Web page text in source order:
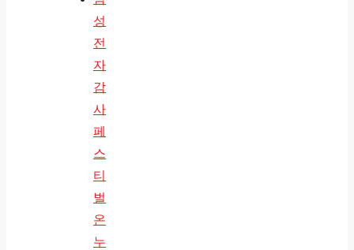
성
전
자
감
사
페
스
티
벌
온
누